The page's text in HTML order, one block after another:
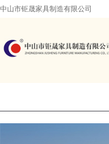
中山市钜晟家具制造有限公司